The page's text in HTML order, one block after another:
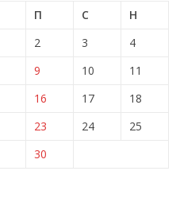
П С
Н
2 3
4
9 10
11
16 17
18
23 24
25
30